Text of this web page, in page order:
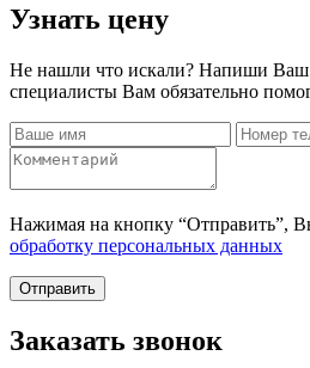
Узнать цену
Не нашли что искали? Напиши
специалисты Вам обязательно
Нажимая на кнопку “Отправить”,
обработку персональных данных
Отправить
Заказать звонок